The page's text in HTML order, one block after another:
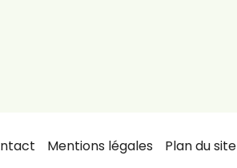
Mentions légales Plan du site